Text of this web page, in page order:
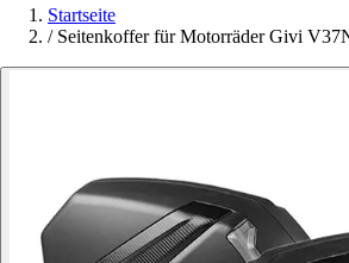
Startseite
/ Seitenkoffer für Motorräder Givi